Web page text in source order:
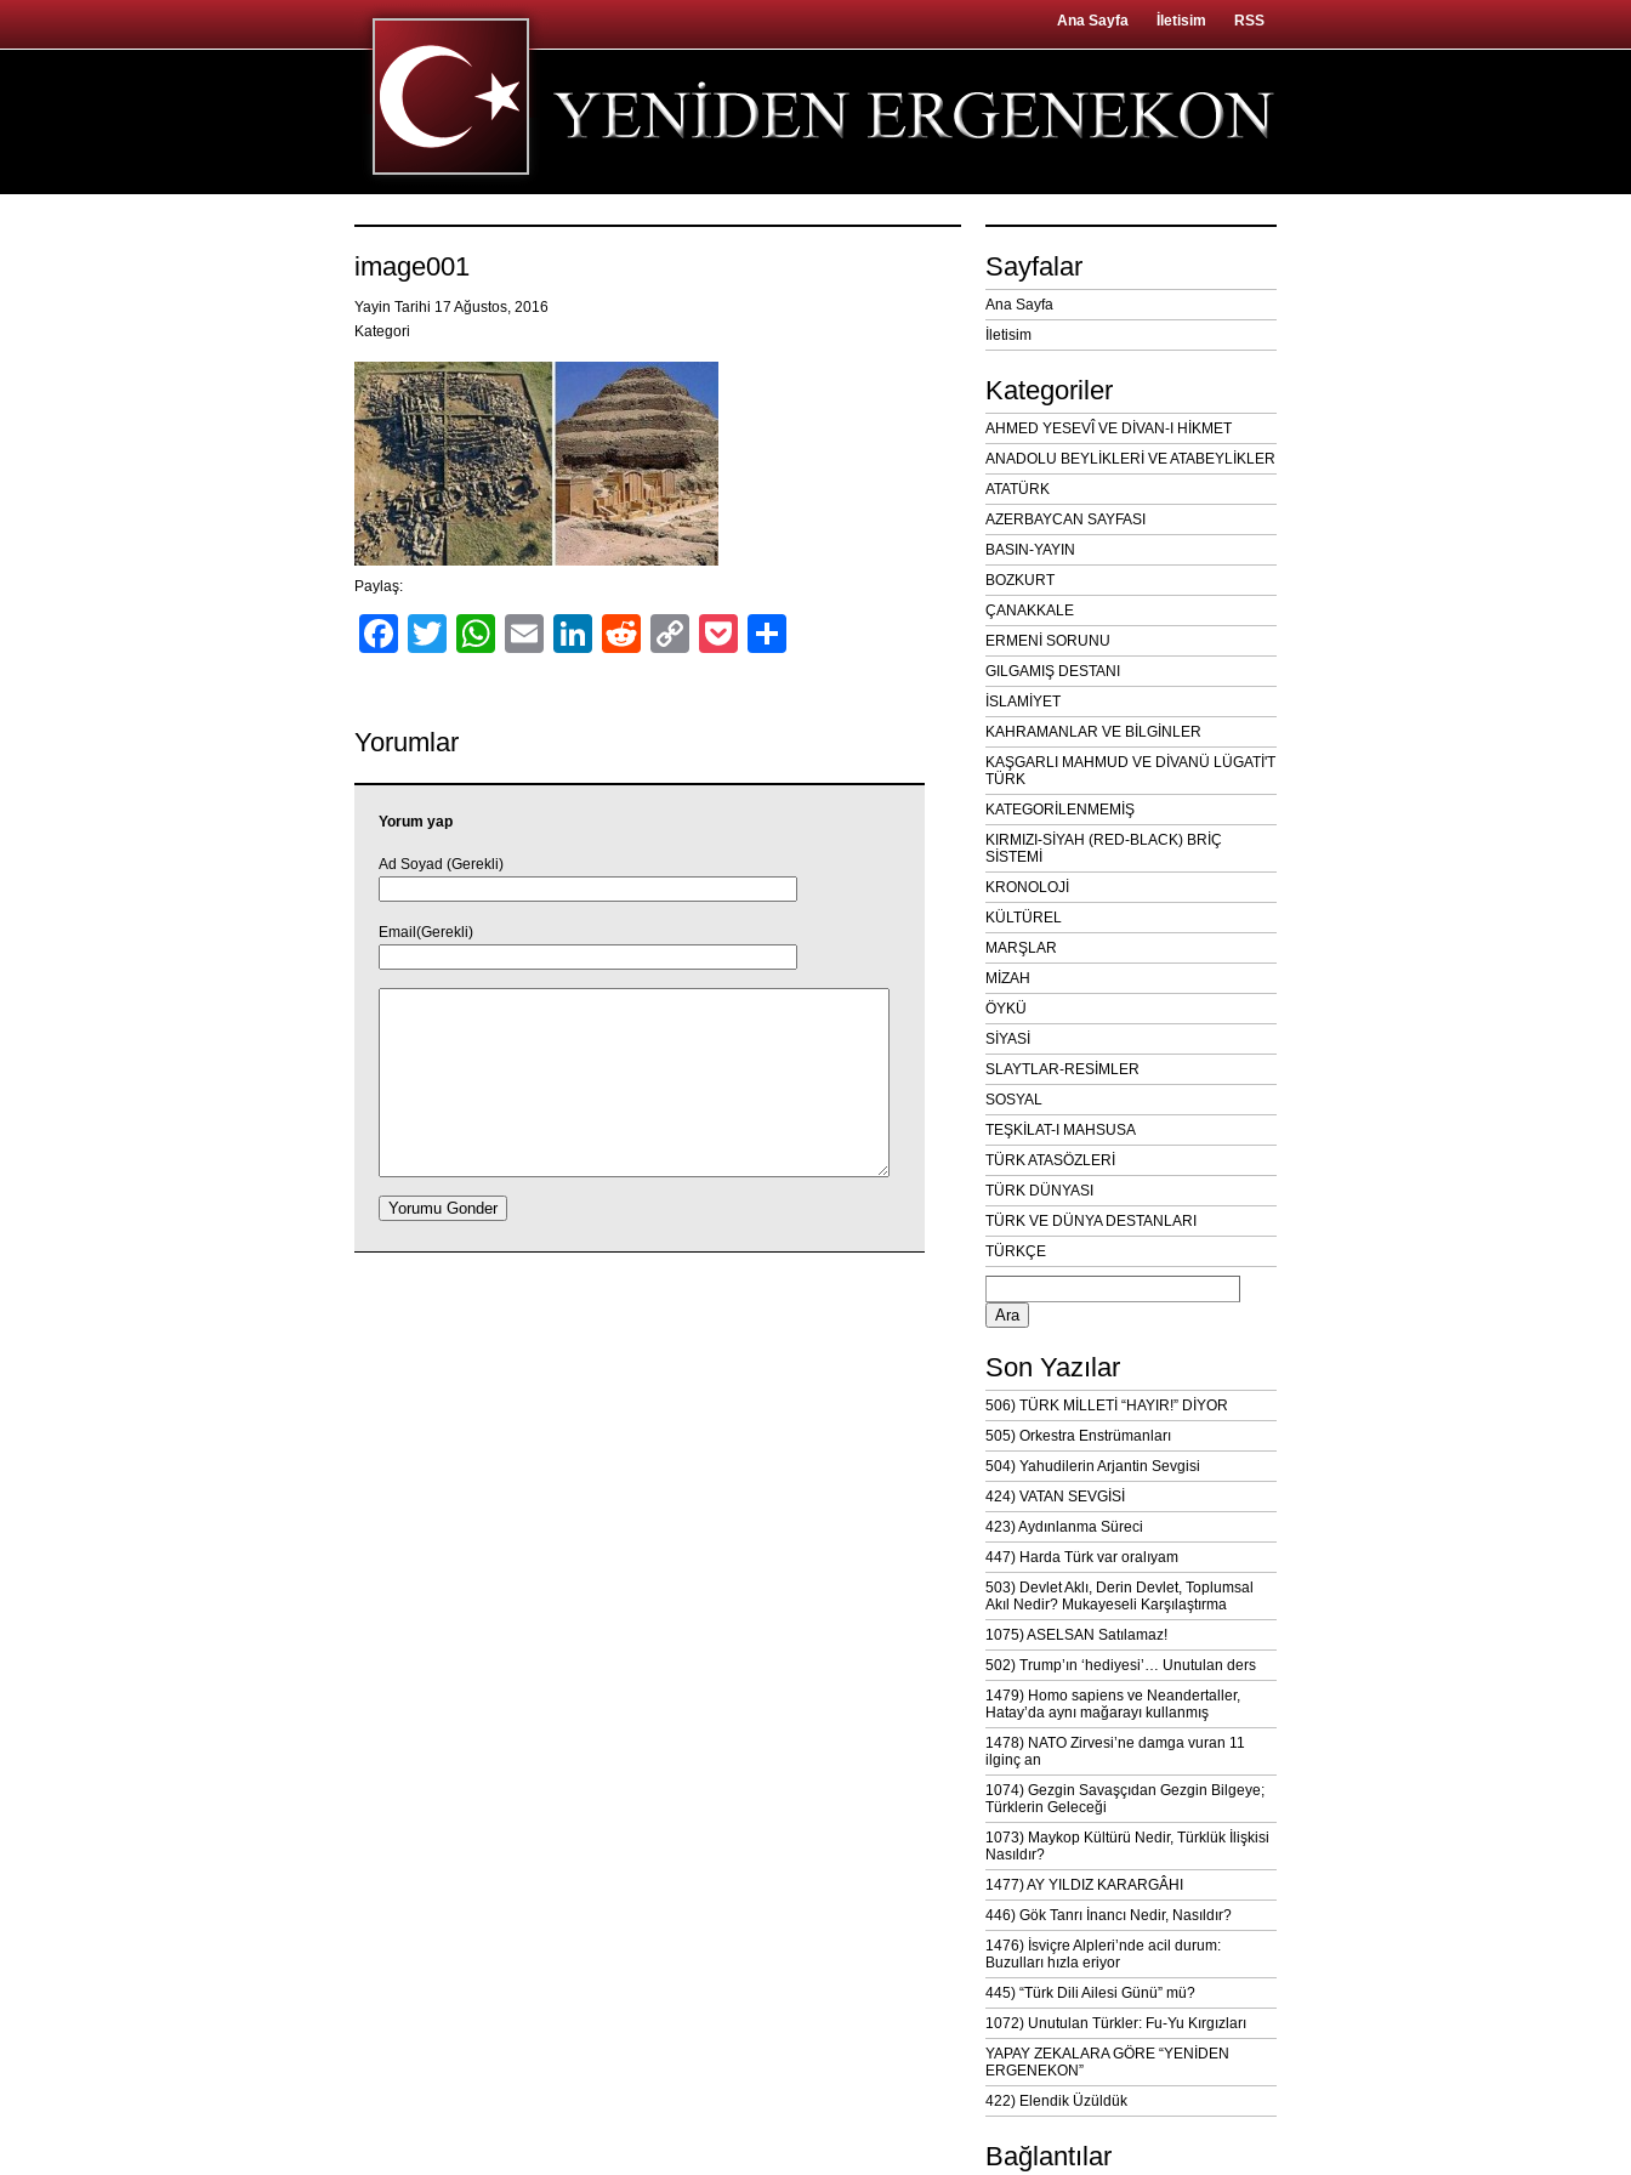
Ana Sayfa İletisim RSS
image001
Yayin Tarihi 17 Ağustos, 2016
Kategori
Paylaş:
Facebook
TwitterWhatsApp
EmailLinkedIn
RedditCopyPocket
Yorumlar
Yorum yap
Ad Soyad (Gerekli)
Email(Gerekli)
Sayfalar
Ana Sayfa
İletisim
Kategoriler
AHMED YESEVÎ VE DİVAN-I HİKMET
ANADOLU BEYLİKLERİ VE ATABEYLİKLER
ATATÜRK
AZERBAYCAN SAYFASI
BASIN-YAYIN
BOZKURT
ÇANAKKALE
ERMENİ SORUNU
GILGAMIŞ DESTANI
İSLAMİYET
KAHRAMANLAR VE BİLGİNLER
KAŞGARLI MAHMUD VE DİVANÜ LÜGATİ'T
TÜRK
KATEGORİLENMEMİŞ
KIRMIZI-SİYAH (RED-BLACK) BRİÇ
SİSTEMİ
KRONOLOJİ
KÜLTÜREL
MARŞLAR
MİZAH
ÖYKÜ
SİYASİ
SLAYTLAR-RESİMLER
SOSYAL
TEŞKİLAT-I MAHSUSA
TÜRK ATASÖZLERİ
TÜRK DÜNYASI
TÜRK VE DÜNYA DESTANLARI
TÜRKÇE
Arama:
Son Yazılar
506) TÜRK MİLLETİ “HAYIR!” DİYOR
505) Orkestra Enstrümanları
504) Yahudilerin Arjantin Sevgisi
424) VATAN SEVGİSİ
423) Aydınlanma Süreci
447) Harda Türk var oralıyam
503) Devlet Aklı, Derin Devlet, Toplumsal
Akıl Nedir? Mukayeseli Karşılaştırma
1075) ASELSAN Satılamaz!
502) Trump’ın ‘hediyesi’… Unutulan ders
1479) Homo sapiens ve Neandertaller,
Hatay’da aynı mağarayı kullanmış
1478) NATO Zirvesi’ne damga vuran 11
ilginç an
1074) Gezgin Savaşçıdan Gezgin Bilgeye;
Türklerin Geleceği
1073) Maykop Kültürü Nedir, Türklük İlişkisi
Nasıldır?
1477) AY YILDIZ KARARGÂHI
446) Gök Tanrı İnancı Nedir, Nasıldır?
1476) İsviçre Alpleri’nde acil durum:
Buzulları hızla eriyor
445) “Türk Dili Ailesi Günü” mü?
1072) Unutulan Türkler: Fu-Yu Kırgızları
YAPAY ZEKALARA GÖRE “YENİDEN
ERGENEKON”
422) Elendik Üzüldük
Bağlantılar